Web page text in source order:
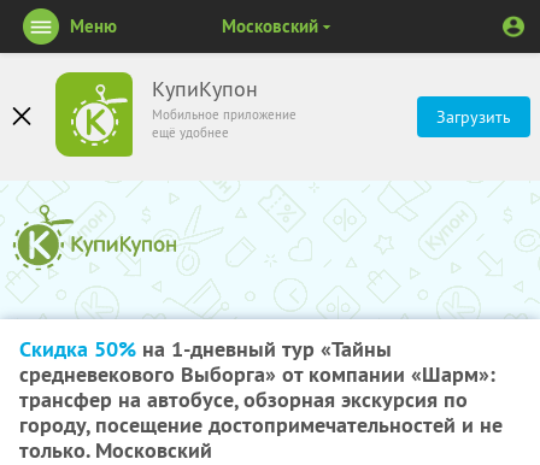
КупиКупон
Мобильное приложение
ещё удобнее
Загрузить
Меню Московский
Скидка 50% на 1-дневный тур «Тайны
средневекового Выборга» от компании «Шарм»:
трансфер на автобусе, обзорная экскурсия по
городу, посещение достопримечательностей и не
только. Московский